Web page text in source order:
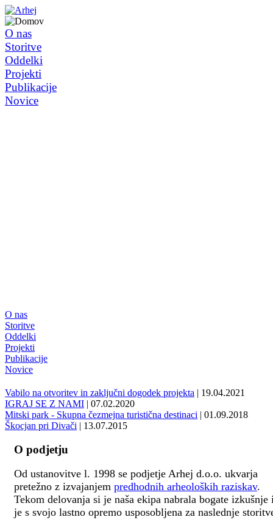
O nas
Storitve
Oddelki
Projekti
Publikacije
Novice
O nas
Storitve
Oddelki
Projekti
Publikacije
Novice
Vabilo na otvoritev in zaključni dogodek projekta | 19.04.2021
IGRAJ SE Z NAMI | 07.02.2020
Mitski park - Skupna čezmejna turistična destinaci | 01.09.2018
Škocjan pri Divači | 13.07.2015
O podjetju
Od ustanovitve l. 1998 se podjetje Arhej d.o.o. ukvarja
pretežno z izvajanjem predhodnih arheoloških raziskav.
Tekom delovanja si je naša ekipa nabrala bogate izkušnje
je s svojo lastno opremo usposobljena za naslednje